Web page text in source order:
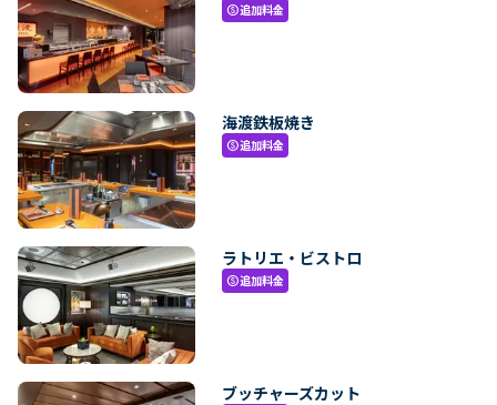
paid追加料金
海渡鉄板焼き
paid追加料金
ラトリエ・ビストロ
paid追加料金
ブッチャーズカット